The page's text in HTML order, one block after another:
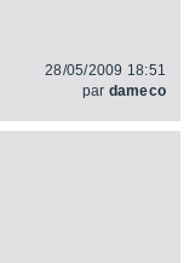
28/05/2009 18:51
par dameco